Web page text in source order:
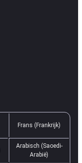
Frans (Frankrijk)
Arabisch (Saoedi-
Arabië)